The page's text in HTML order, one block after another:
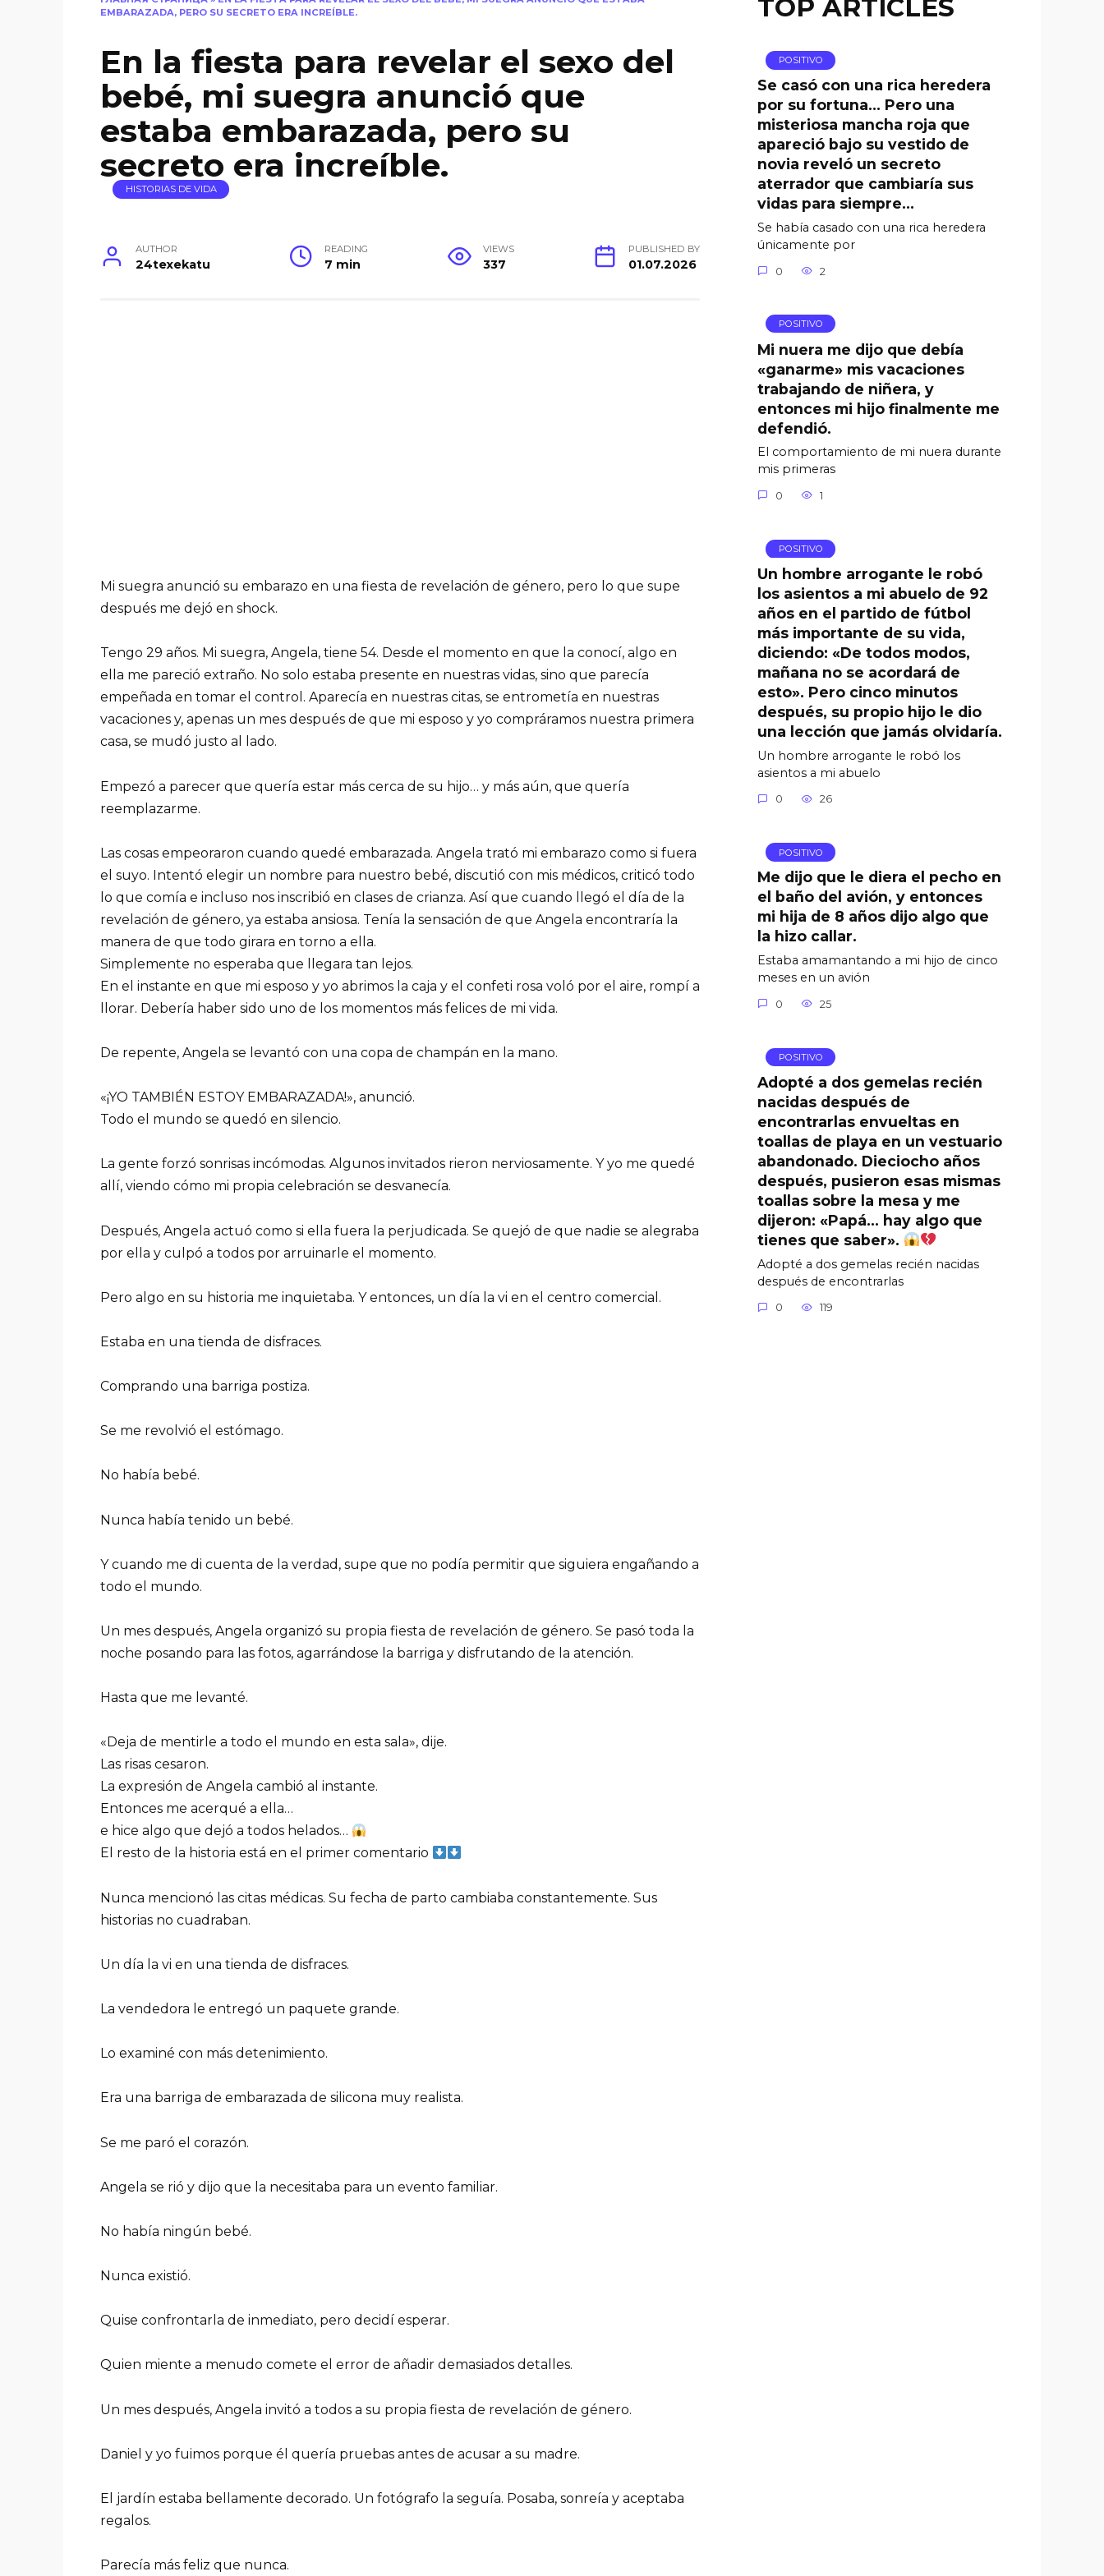
EMBARAZADA, PERO SU SECRETO ERA INCREÍBLE.
En la fiesta para revelar el sexo del
bebé, mi suegra anunció que
estaba embarazada, pero su
secreto era increíble.
HISTORIAS DE VIDA
AUTHOR
24texekatu
READING
7 min
VIEWS
337
PUBLISHED BY
01.07.2026
Mi suegra anunció su embarazo en una fiesta de revelación de género, pero lo que supe
después me dejó en shock.
Tengo 29 años. Mi suegra, Angela, tiene 54. Desde el momento en que la conocí, algo en
ella me pareció extraño. No solo estaba presente en nuestras vidas, sino que parecía
empeñada en tomar el control. Aparecía en nuestras citas, se entrometía en nuestras
vacaciones y, apenas un mes después de que mi esposo y yo compráramos nuestra primera
casa, se mudó justo al lado.
Empezó a parecer que quería estar más cerca de su hijo… y más aún, que quería
reemplazarme.
Las cosas empeoraron cuando quedé embarazada. Angela trató mi embarazo como si fuera
el suyo. Intentó elegir un nombre para nuestro bebé, discutió con mis médicos, criticó todo
lo que comía e incluso nos inscribió en clases de crianza. Así que cuando llegó el día de la
revelación de género, ya estaba ansiosa. Tenía la sensación de que Angela encontraría la
manera de que todo girara en torno a ella.
Simplemente no esperaba que llegara tan lejos.
En el instante en que mi esposo y yo abrimos la caja y el confeti rosa voló por el aire, rompí a
llorar. Debería haber sido uno de los momentos más felices de mi vida.
De repente, Angela se levantó con una copa de champán en la mano.
«¡YO TAMBIÉN ESTOY EMBARAZADA!», anunció.
Todo el mundo se quedó en silencio.
La gente forzó sonrisas incómodas. Algunos invitados rieron nerviosamente. Y yo me quedé
allí, viendo cómo mi propia celebración se desvanecía.
Después, Angela actuó como si ella fuera la perjudicada. Se quejó de que nadie se alegraba
por ella y culpó a todos por arruinarle el momento.
Pero algo en su historia me inquietaba. Y entonces, un día la vi en el centro comercial.
Estaba en una tienda de disfraces.
Comprando una barriga postiza.
Se me revolvió el estómago.
No había bebé.
Nunca había tenido un bebé.
Y cuando me di cuenta de la verdad, supe que no podía permitir que siguiera engañando a
todo el mundo.
Un mes después, Angela organizó su propia fiesta de revelación de género. Se pasó toda la
noche posando para las fotos, agarrándose la barriga y disfrutando de la atención.
Hasta que me levanté.
«Deja de mentirle a todo el mundo en esta sala», dije.
Las risas cesaron.
La expresión de Angela cambió al instante.
Entonces me acerqué a ella…
e hice algo que dejó a todos helados…
El resto de la historia está en el primer comentario
Nunca mencionó las citas médicas. Su fecha de parto cambiaba constantemente. Sus
historias no cuadraban.
Un día la vi en una tienda de disfraces.
La vendedora le entregó un paquete grande.
Lo examiné con más detenimiento.
Era una barriga de embarazada de silicona muy realista.
Se me paró el corazón.
Angela se rió y dijo que la necesitaba para un evento familiar.
No había ningún bebé.
Nunca existió.
Quise confrontarla de inmediato, pero decidí esperar.
Quien miente a menudo comete el error de añadir demasiados detalles.
Un mes después, Angela invitó a todos a su propia fiesta de revelación de género.
Daniel y yo fuimos porque él quería pruebas antes de acusar a su madre.
El jardín estaba bellamente decorado. Un fotógrafo la seguía. Posaba, sonreía y aceptaba
regalos.
Parecía más feliz que nunca.
TOP ARTICLES
POSITIVO
Se casó con una rica heredera
por su fortuna… Pero una
misteriosa mancha roja que
apareció bajo su vestido de
novia reveló un secreto
aterrador que cambiaría sus
vidas para siempre…
Se había casado con una rica heredera
únicamente por
0 2
POSITIVO
Mi nuera me dijo que debía
«ganarme» mis vacaciones
trabajando de niñera, y
entonces mi hijo finalmente me
defendió.
El comportamiento de mi nuera durante
mis primeras
0 1
POSITIVO
Un hombre arrogante le robó
los asientos a mi abuelo de 92
años en el partido de fútbol
más importante de su vida,
diciendo: «De todos modos,
mañana no se acordará de
esto». Pero cinco minutos
después, su propio hijo le dio
una lección que jamás olvidaría.
Un hombre arrogante le robó los
asientos a mi abuelo
0 26
POSITIVO
Me dijo que le diera el pecho en
el baño del avión, y entonces
mi hija de 8 años dijo algo que
la hizo callar.
Estaba amamantando a mi hijo de cinco
meses en un avión
0 25
POSITIVO
Adopté a dos gemelas recién
nacidas después de
encontrarlas envueltas en
toallas de playa en un vestuario
abandonado. Dieciocho años
después, pusieron esas mismas
toallas sobre la mesa y me
dijeron: «Papá… hay algo que
tienes que saber».
Adopté a dos gemelas recién nacidas
después de encontrarlas
0 119